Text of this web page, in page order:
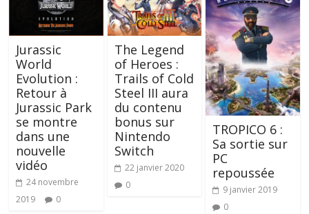
Jurassic
World
Evolution :
Retour à
Jurassic Park
se montre
dans une
nouvelle
vidéo
24 novembre
2019
0
The Legend
of Heroes :
Trails of Cold
Steel III aura
du contenu
bonus sur
Nintendo
Switch
22 janvier 2020
0
TROPICO 6 :
Sa sortie sur
PC
repoussée
9 janvier 2019
0